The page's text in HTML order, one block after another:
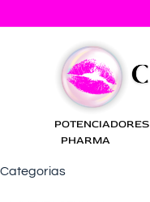
POTENCIADORES
PHARMA
Categorias